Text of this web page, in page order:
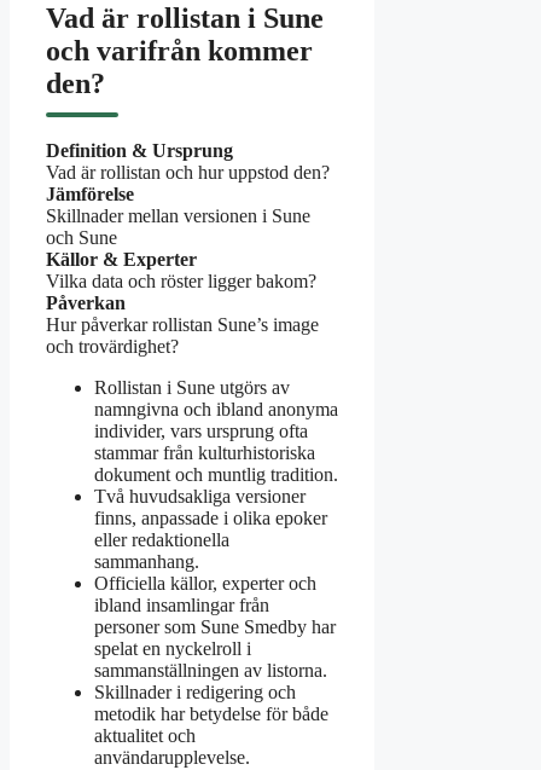
Vad är rollistan i Sune
och varifrån kommer
den?
Definition & Ursprung
Vad är rollistan och hur uppstod den?
Jämförelse
Skillnader mellan versionen i Sune
och Sune
Källor & Experter
Vilka data och röster ligger bakom?
Påverkan
Hur påverkar rollistan Sune’s image
och trovärdighet?
Rollistan i Sune utgörs av
namngivna och ibland anonyma
individer, vars ursprung ofta
stammar från kulturhistoriska
dokument och muntlig tradition.
Två huvudsakliga versioner
finns, anpassade i olika epoker
eller redaktionella
sammanhang.
Officiella källor, experter och
ibland insamlingar från
personer som Sune Smedby har
spelat en nyckelroll i
sammanställningen av listorna.
Skillnader i redigering och
metodik har betydelse för både
aktualitet och
användarupplevelse.